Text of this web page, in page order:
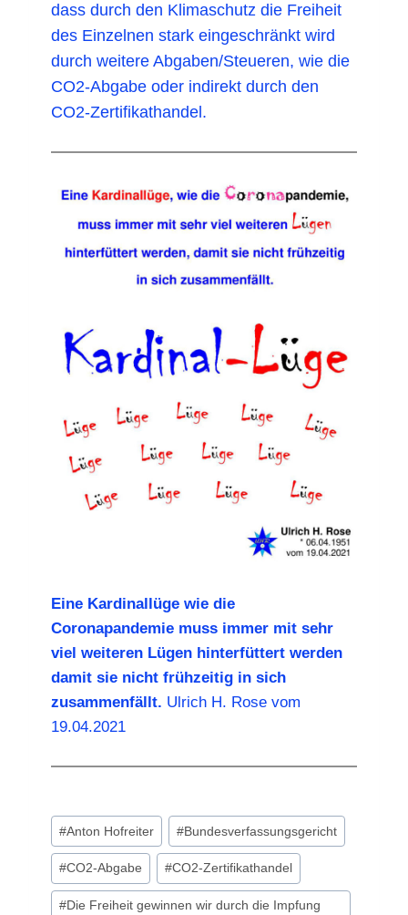
dass durch den Klimaschutz die Freiheit
des Einzelnen stark eingeschränkt wird
durch weitere Abgaben/Steueren, wie die
CO2-Abgabe oder indirekt durch den
CO2-Zertifikathandel.
Eine Kardinallüge wie die
Coronapandemie muss immer mit sehr
viel weiteren Lügen hinterfüttert werden
damit sie nicht frühzeitig in sich
zusammenfällt. Ulrich H. Rose vom
19.04.2021
Schlagworte:
#Anton Hofreiter #Bundesverfassungsgericht
#CO2-Abgabe #CO2-Zertifikathandel
#Die Freiheit gewinnen wir durch die Impfung